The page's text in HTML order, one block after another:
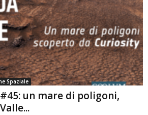
Spaziale
un mare di poligoni,